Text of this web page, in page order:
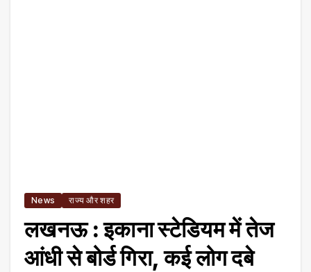
News राज्य और शहर
लखनऊ : इकाना स्टेडियम में तेज
आंधी से बोर्ड गिरा, कई लोग दबे